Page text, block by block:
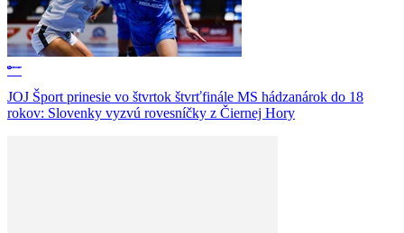
JOJ Šport prinesie vo štvrtok štvrťfinále MS hádzanárok do 18
rokov: Slovenky vyzvú rovesníčky z Čiernej Hory